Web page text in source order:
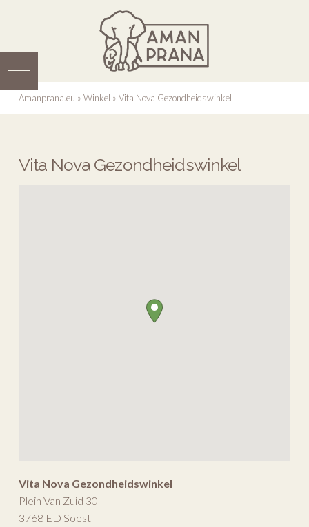
Amanprana.eu » Winkel » Vita Nova Gezondheidswinkel
Vita Nova Gezondheidswinkel
Vita Nova Gezondheidswinkel
Plein Van Zuid 30
3768 ED Soest